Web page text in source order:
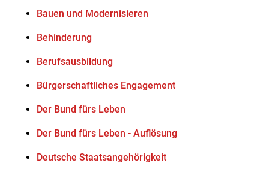
Bauen und Modernisieren
Behinderung
Berufsausbildung
Bürgerschaftliches Engagement
Der Bund fürs Leben
Der Bund fürs Leben - Auflösung
Deutsche Staatsangehörigkeit